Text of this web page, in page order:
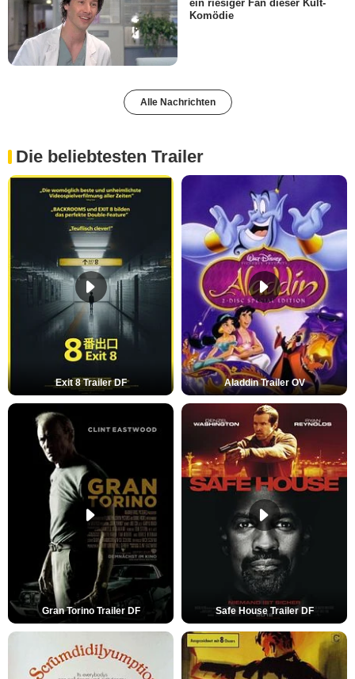
ein riesiger Fan dieser Kult-
Komödie
Alle Nachrichten
Die beliebtesten Trailer
Exit 8 Trailer DF Aladdin Trailer OV
Gran Torino Trailer DF Safe House Trailer DF